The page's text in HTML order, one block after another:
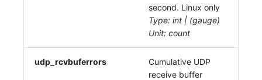
second. Linux only
Type: int | (gauge)
Unit: count
udp_rcvbuferrors
Cumulative UDP
receive buffer